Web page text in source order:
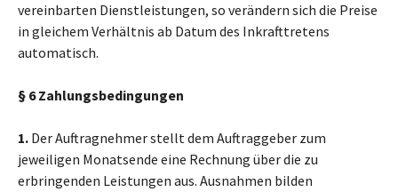
vereinbarten Dienstleistungen, so verändern sich die Preise
in gleichem Verhältnis ab Datum des Inkrafttretens
automatisch.
§ 6 Zahlungsbedingungen
1. Der Auftragnehmer stellt dem Auftraggeber zum
jeweiligen Monatsende eine Rechnung über die zu
erbringenden Leistungen aus. Ausnahmen bilden